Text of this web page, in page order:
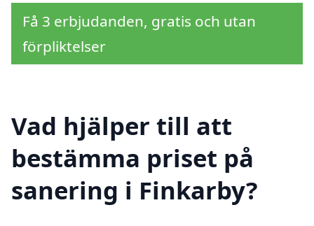
Få 3 erbjudanden, gratis och utan
förpliktelser
Vad hjälper till att
bestämma priset på
sanering i Finkarby?